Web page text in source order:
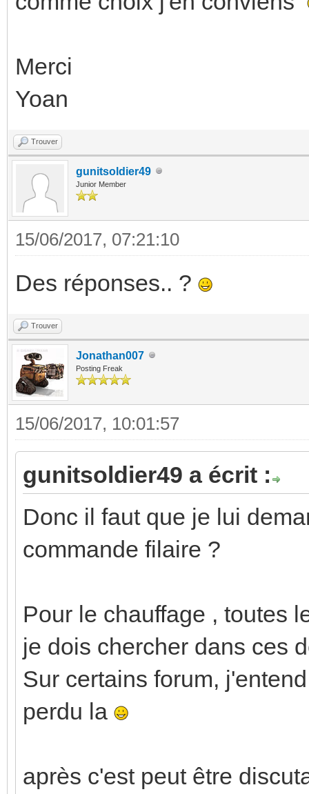
Merci
Yoan
Trouver
gunitsoldier49
Junior Member
15/06/2017, 07:21:10
Des réponses.. ?
Trouver
Jonathan007
Posting Freak
15/06/2017, 10:01:57
gunitsoldier49 a écrit :
Donc il faut que je lui
commande filaire ?
Pour le chauffage , toutes
je dois chercher dans ces
Sur certains forum,
perdu la
après c'est peut être